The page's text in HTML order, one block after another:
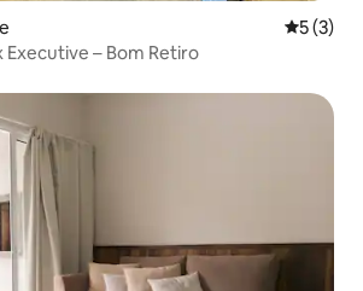
5 av 5 i
5 (3)
– Bom Retiro